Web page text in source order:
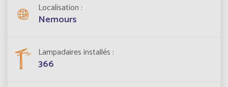
Localisation
Nemours
Lampadaires installés
366